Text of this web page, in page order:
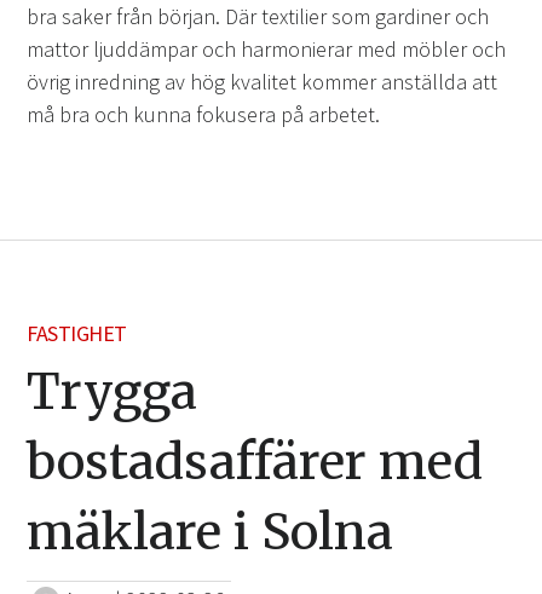
bra saker från början. Där textilier som gardiner och
mattor ljuddämpar och harmonierar med möbler och
övrig inredning av hög kvalitet kommer anställda att
må bra och kunna fokusera på arbetet.
FASTIGHET
Trygga
bostadsaffärer med
mäklare i Solna